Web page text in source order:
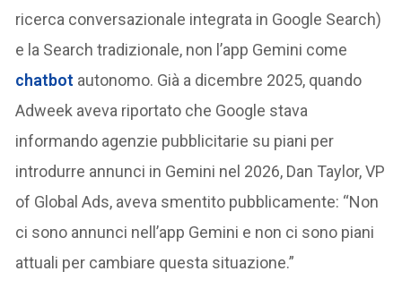
ricerca conversazionale integrata in Google Search)
e la Search tradizionale, non l’app Gemini come
chatbot autonomo. Già a dicembre 2025, quando
Adweek aveva riportato che Google stava
informando agenzie pubblicitarie su piani per
introdurre annunci in Gemini nel 2026, Dan Taylor, VP
of Global Ads, aveva smentito pubblicamente: “Non
ci sono annunci nell’app Gemini e non ci sono piani
attuali per cambiare questa situazione.”